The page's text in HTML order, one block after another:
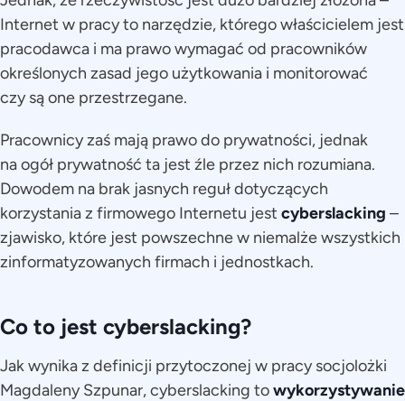
Internet w pracy to narzędzie, którego właścicielem jest
pracodawca i ma prawo wymagać od pracowników
określonych zasad jego użytkowania i monitorować
czy są one przestrzegane.
Pracownicy zaś mają prawo do prywatności, jednak
na ogół prywatność ta jest źle przez nich rozumiana.
Dowodem na brak jasnych reguł dotyczących
korzystania z firmowego Internetu jest cyberslacking –
zjawisko, które jest powszechne w niemalże wszystkich
zinformatyzowanych firmach i jednostkach.
Co to jest cyberslacking?
Jak wynika z definicji przytoczonej w pracy socjolożki
Magdaleny Szpunar, cyberslacking towykorzystywanie